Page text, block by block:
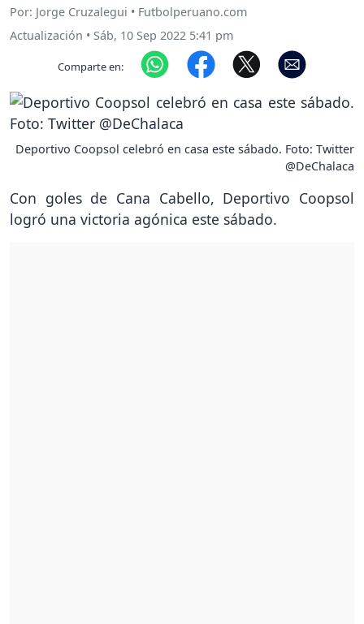
Por: Jorge Cruzalegui • Futbolperuano.com
Actualización • Sáb, 10 Sep 2022 5:41 pm
Comparte en:
Deportivo Coopsol celebró en casa este sábado. Foto: Twitter
@DeChalaca
Con goles de Cana Cabello, Deportivo Coopsol
logró una victoria agónica este sábado.